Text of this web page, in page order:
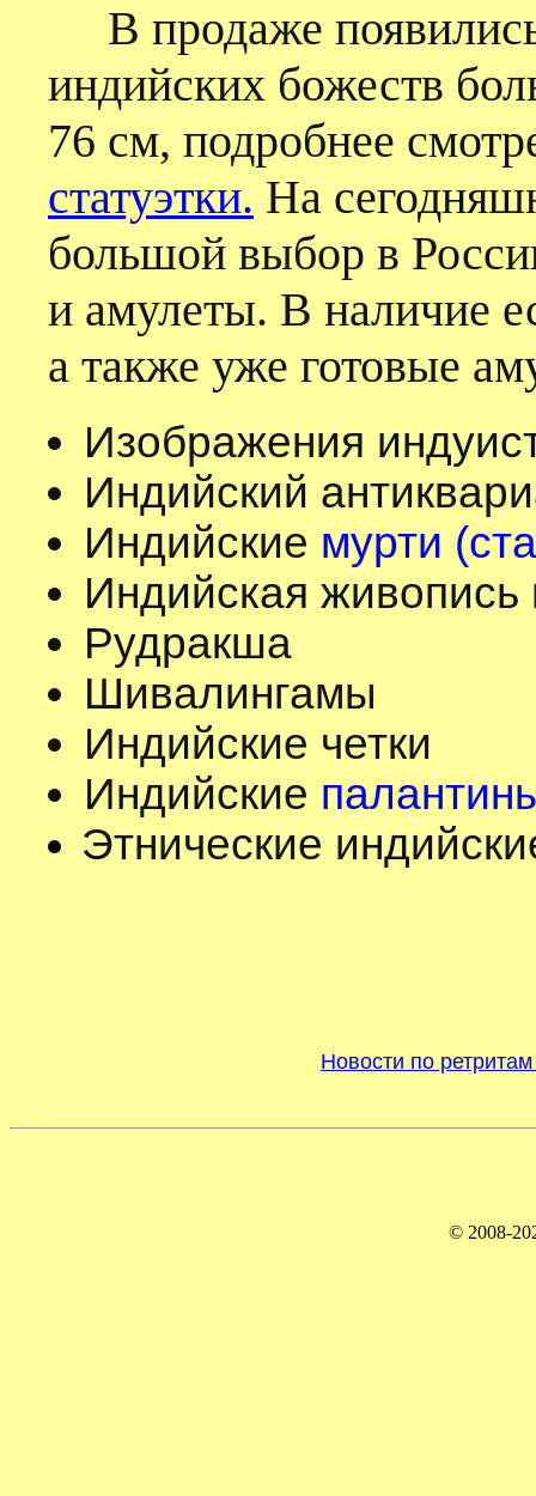
В продаже
индийских божеств
76 см, подробнее
статуэтки. На
большой выбор в
и амулеты. В наличие
а также уже готовые
Изображения
Индийский
Индийские мурти
Индийская
Рудракша
Шивалингамы
Индийские четки
Индийские
Этнические
Новости по
© 2008-